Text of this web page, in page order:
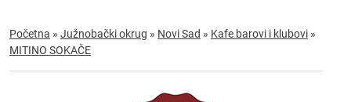
Početna » Južnobački okrug » Novi Sad » Kafe barovi i klubovi »
MITINO SOKAČE